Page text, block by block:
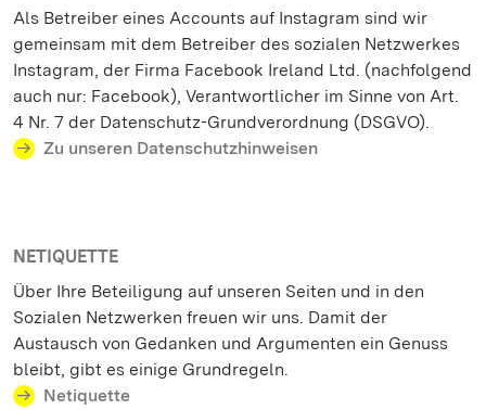
Als Betreiber eines Accounts auf Instagram sind wir
gemeinsam mit dem Betreiber des sozialen Netzwerkes
Instagram, der Firma Facebook Ireland Ltd. (nachfolgend
auch nur: Facebook), Verantwortlicher im Sinne von Art.
4 Nr. 7 der Datenschutz-Grundverordnung (DSGVO).
Zu unseren Datenschutzhinweisen
NETIQUETTE
Über Ihre Beteiligung auf unseren Seiten und in den
Sozialen Netzwerken freuen wir uns. Damit der
Austausch von Gedanken und Argumenten ein Genuss
bleibt, gibt es einige Grundregeln.
Netiquette